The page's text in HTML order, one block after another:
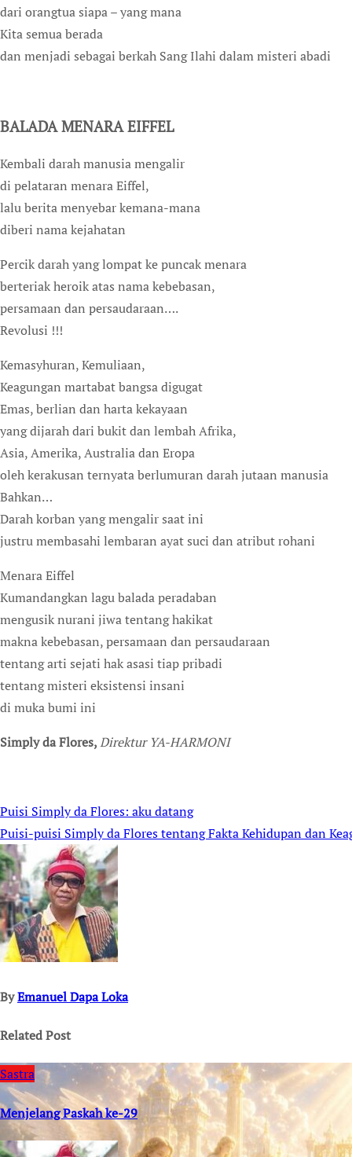
dari orangtua siapa – yang mana
Kita semua berada
dan menjadi sebagai berkah Sang Ilahi dalam misteri abadi
BALADA MENARA EIFFEL
Kembali darah manusia mengalir
di pelataran menara Eiffel,
lalu berita menyebar kemana-mana
diberi nama kejahatan
Percik darah yang lompat ke puncak menara
berteriak heroik atas nama kebebasan,
persamaan dan persaudaraan….
Revolusi !!!
Kemasyhuran, Kemuliaan,
Keagungan martabat bangsa digugat
Emas, berlian dan harta kekayaan
yang dijarah dari bukit dan lembah Afrika,
Asia, Amerika, Australia dan Eropa
oleh kerakusan ternyata berlumuran darah jutaan manusia
Bahkan…
Darah korban yang mengalir saat ini
justru membasahi lembaran ayat suci dan atribut rohani
Menara Eiffel
Kumandangkan lagu balada peradaban
mengusik nurani jiwa tentang hakikat
makna kebebasan, persamaan dan persaudaraan
tentang arti sejati hak asasi tiap pribadi
tentang misteri eksistensi insani
di muka bumi ini
Simply da Flores,Direktur YA-HARMONI
Post
navigation
Puisi Simply da Flores: aku datang
Puisi-puisi Simply da Flores tentang Fakta Kehidupan dan
ByEmanuel Dapa Loka
Related Post
Sastra
Menjelang Paskah ke-29